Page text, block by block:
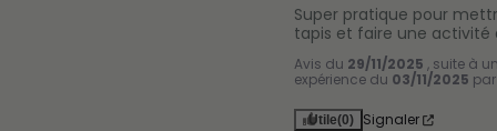
Super pratique pour
tapis et faire une activité
Avis du 29/11/2025 , suite à
expérience du 03/11/2025
Utile(0) Signaler